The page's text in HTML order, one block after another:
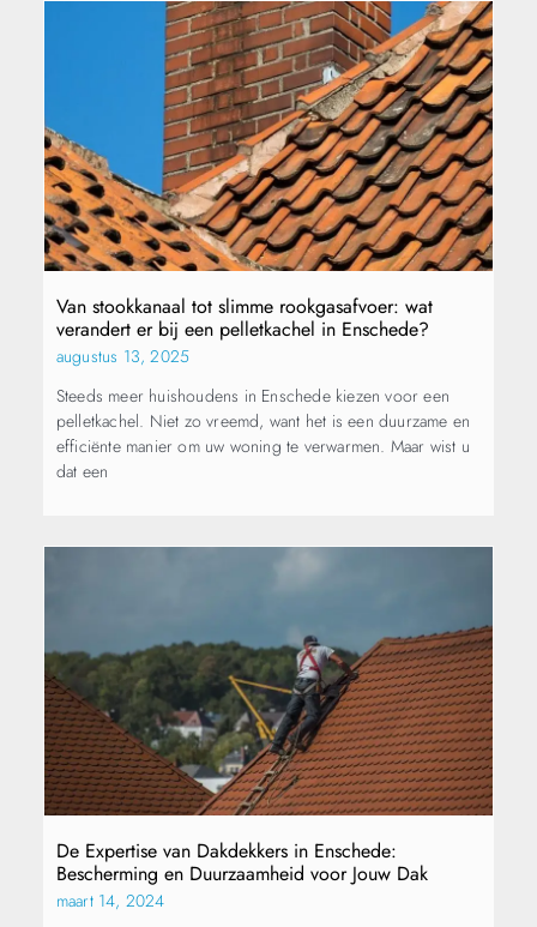
Van stookkanaal tot slimme rookgasafvoer: wat
verandert er bij een pelletkachel in Enschede?
augustus 13, 2025
Steeds meer huishoudens in Enschede kiezen voor een
pelletkachel. Niet zo vreemd, want het is een duurzame en
efficiënte manier om uw woning te verwarmen. Maar wist u
dat een
De Expertise van Dakdekkers in Enschede:
Bescherming en Duurzaamheid voor Jouw Dak
maart 14, 2024